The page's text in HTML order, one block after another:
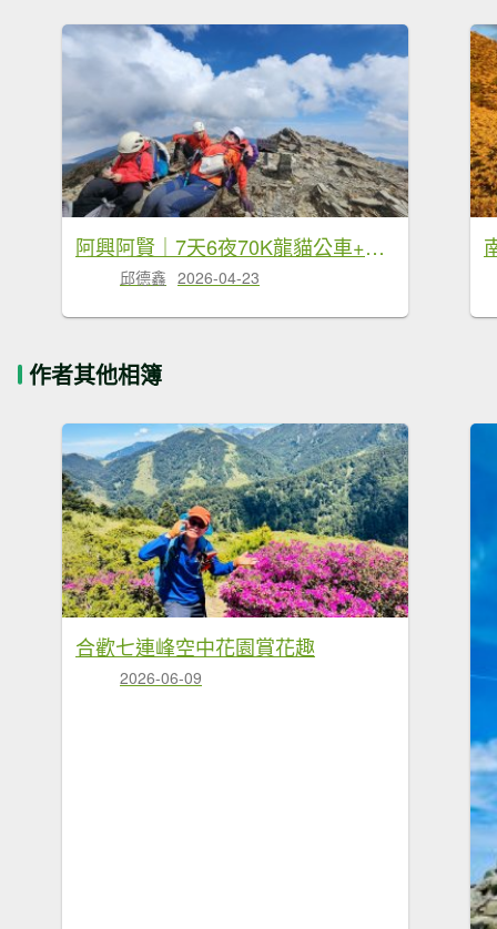
阿興阿賢｜7天6夜70K龍貓公車+駒盆西稜接馬博
邱德鑫 2026-04-23
作者其他相簿
合歡七連峰空中花園賞花趣
2026-06-09